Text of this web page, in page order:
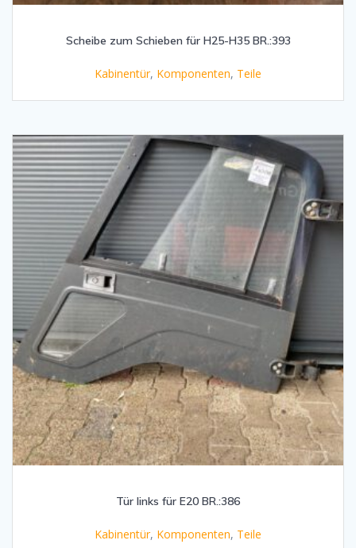
Scheibe zum Schieben für H25-H35 BR.:393
Kabinentür, Komponenten, Teile
Tür links für E20 BR.:386
Kabinentür, Komponenten, Teile